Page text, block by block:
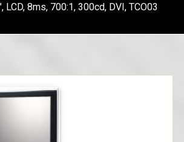
LCD, 8ms, 700:1, 300cd, DVI, TCO03